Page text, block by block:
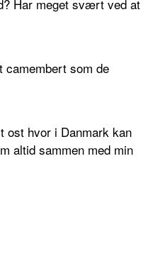
Har meget svært ved at
camembert som de
ost hvor i Danmark kan
altid sammen med min